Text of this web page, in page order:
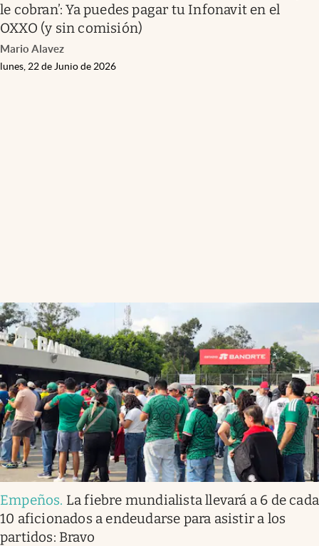
le cobran’: Ya puedes pagar tu Infonavit en el
OXXO (y sin comisión)
Mario Alavez
lunes, 22 de Junio de 2026
Empeños. La fiebre mundialista llevará a 6 de cada
10 aficionados a endeudarse para asistir a los
partidos: Bravo